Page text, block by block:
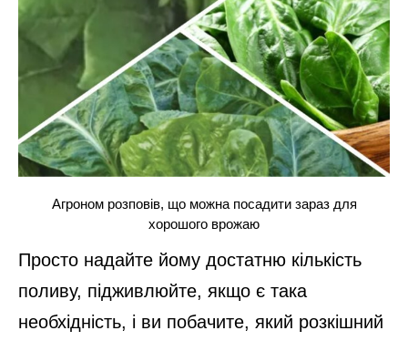
Агроном розповів, що можна посадити зараз для
хорошого врожаю
Просто надайте йому достатню кількість
поливу, підживлюйте, якщо є така
необхідність, і ви побачите, який розкішний